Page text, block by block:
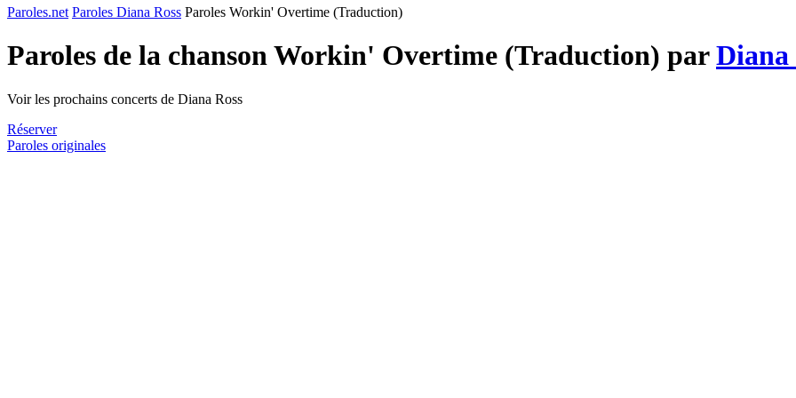
Paroles.net Paroles Diana Ross Paroles Workin' Overtime (Traduction)
Paroles de la chanson Workin' Overtime (Traduction) parDiana
Voir les prochains concerts de Diana Ross
Réserver
Paroles originales